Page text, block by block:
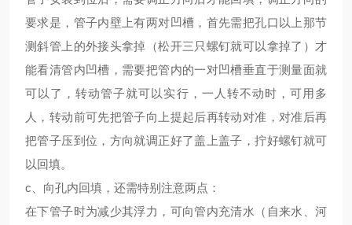
要求是，管子内壁上有两对凹槽，首先需把孔口以上那节
测斜管上的外接头拿掉（松开三只螺钉就可以拿掉了）才
能看清管内凹槽，需要把管内的一对凹槽垂直于测量面就
可以了，转动管子就可以实行，一人转不动时，可用多
人，转动前可先把管子向上提起后再转动对准，对准后再
把管子压到位，方向就调正好了盖上盖子，拧好螺钉就可
以回填。
c、向孔内回填，还需特别注意两点：
在下管子时为减少其浮力，可向管内充清水（自来水、河